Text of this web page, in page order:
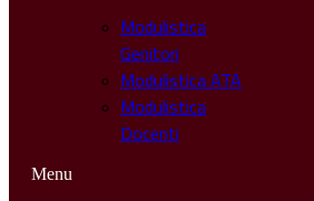
Modulistica
Genitori
Modulistica ATA
Modulistica
Docenti
Menu